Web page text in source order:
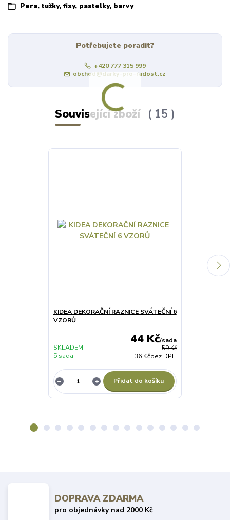
Pera, tužky, fixy, pastelky, barvy
Potřebujete poradit?
+420 777 315 999
obchod@darky-pro-radost.cz
Související zboží 15
KIDEA DEKORAČNÍ RAZNICE SVÁTEČNÍ 6
VZORŮ
59 Kč
44 Kč/sada
36 Kčbez DPH
SKLADEM
5 sada
Přidat do košíku
DOPRAVA ZDARMA
pro objednávky nad 2000 Kč